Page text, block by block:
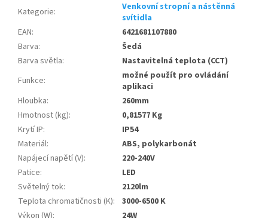
Kategorie:
Venkovní stropní a nástěnná
svítidla
EAN:
6421681107880
Barva:
Šedá
Barva světla:
Nastavitelná teplota (CCT)
Funkce:
možné použít pro ovládání
aplikaci
Hloubka:
260mm
Hmotnost (kg):
0,81577 Kg
Krytí IP:
IP54
Materiál:
ABS, polykarbonát
Napájecí napětí (V):
220-240V
Patice:
LED
Světelný tok:
2120lm
Teplota chromatičnosti (K):
3000-6500 K